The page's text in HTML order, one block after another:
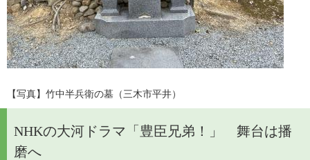
​【写真】竹中半兵衛の墓（三木市平井）
NHKの大河ドラマ「豊臣兄弟！」 舞台は播
磨へ